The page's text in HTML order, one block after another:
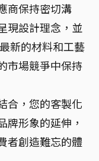
商保持密切溝
現設計理念，並
新的材料和工藝
市場競爭中保持
合，您的客製化
牌形象的延伸，
者創造難忘的體